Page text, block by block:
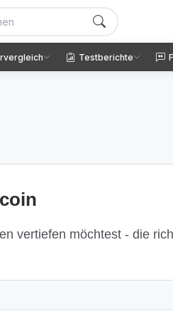
Testberichte
vertiefen möchtest - die